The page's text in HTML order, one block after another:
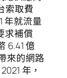
索取費
年就流量
求補償
6.41 億
來的網路
年，